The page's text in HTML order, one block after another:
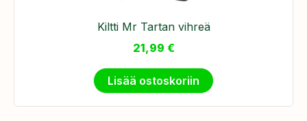
Kiltti Mr Tartan vihreä
21,99 €
Lisää ostoskoriin